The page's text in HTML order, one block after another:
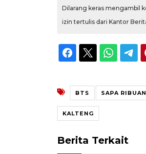
Dilarang keras mengambil
izin tertulis dari Kantor
BTS SAPA RIBUAN
KALTENG
Berita Terkait